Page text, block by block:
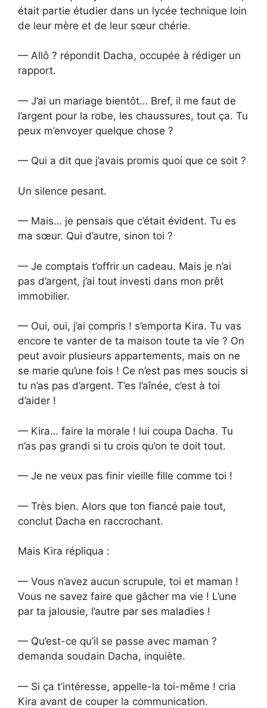
était partie étudier dans un lycée technique loin
de leur mère et de leur sœur chérie.
— Allô ? répondit Dacha, occupée à rédiger un
rapport.
— J’ai un mariage bientôt… Bref, il me faut de
l’argent pour la robe, les chaussures, tout ça. Tu
peux m’envoyer quelque chose ?
— Qui a dit que j’avais promis quoi que ce soit ?
Un silence pesant.
— Mais… je pensais que c’était évident. Tu es
ma sœur. Qui d’autre, sinon toi ?
— Je comptais t’offrir un cadeau. Mais je n’ai
pas d’argent, j’ai tout investi dans mon prêt
immobilier.
— Oui, oui, j’ai compris ! s’emporta Kira. Tu vas
encore te vanter de ta maison toute ta vie ? On
peut avoir plusieurs appartements, mais on ne
se marie qu’une fois ! Ce n’est pas mes soucis si
tu n’as pas d’argent. T’es l’aînée, c’est à toi
d’aider !
— Kira… faire la morale ! lui coupa Dacha. Tu
n’as pas grandi si tu crois qu’on te doit tout.
— Je ne veux pas finir vieille fille comme toi !
— Très bien. Alors que ton fiancé paie tout,
conclut Dacha en raccrochant.
Mais Kira répliqua :
— Vous n’avez aucun scrupule, toi et maman !
Vous ne savez faire que gâcher ma vie ! L’une
par ta jalousie, l’autre par ses maladies !
— Qu’est-ce qu’il se passe avec maman ?
demanda soudain Dacha, inquiète.
— Si ça t’intéresse, appelle-la toi-même ! cria
Kira avant de couper la communication.